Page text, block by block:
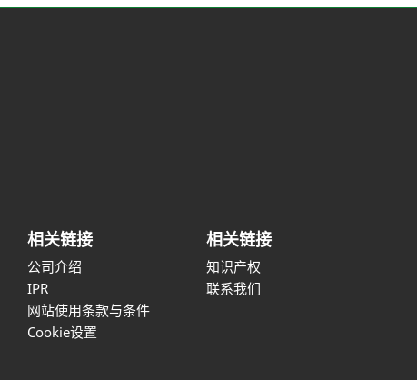
相关链接
公司介绍
IPR
网站使用条款与条件
Cookie设置
相关链接
知识产权
联系我们